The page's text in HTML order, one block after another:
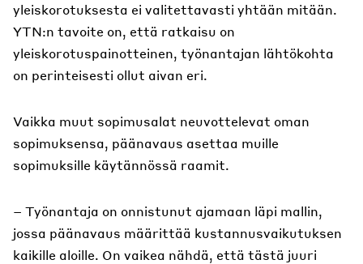
yleiskorotuksesta ei valitettavasti yhtään mitään.
YTN:n tavoite on, että ratkaisu on
yleiskorotuspainotteinen, työnantajan lähtökohta
on perinteisesti ollut aivan eri.
Vaikka muut sopimusalat neuvottelevat oman
sopimuksensa, päänavaus asettaa muille
sopimuksille käytännössä raamit.
– Työnantaja on onnistunut ajamaan läpi mallin,
jossa päänavaus määrittää kustannusvaikutuksen
kaikille aloille. On vaikea nähdä, että tästä juuri